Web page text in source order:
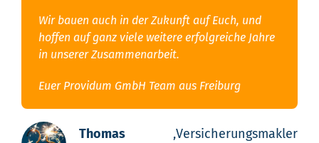
Wir bauen auch in der Zukunft auf Euch, und
hoffen auf ganz viele weitere erfolgreiche Jahre
in unserer Zusammenarbeit.
Euer Providum GmbH Team aus Freiburg
Thomas
,Versicherungsmakler